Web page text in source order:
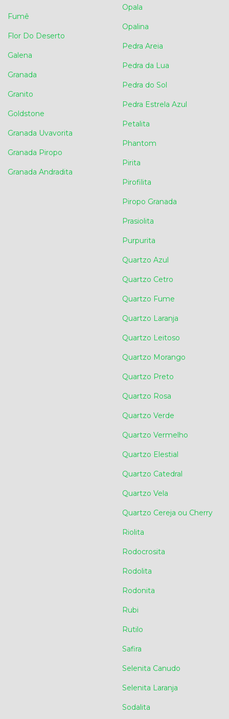
Fumê
Flor Do Deserto
Galena
Granada
Granito
Goldstone
Granada Uvavorita
Granada Piropo
Granada Andradita
Opala
Opalina
Pedra Areia
Pedra da Lua
Pedra do Sol
Pedra Estrela Azul
Petalita
Phantom
Pirita
Pirofilita
Piropo Granada
Prasiolita
Purpurita
Quartzo Azul
Quartzo Cetro
Quartzo Fume
Quartzo Laranja
Quartzo Leitoso
Quartzo Morango
Quartzo Preto
Quartzo Rosa
Quartzo Verde
Quartzo Vermelho
Quartzo Elestial
Quartzo Catedral
Quartzo Vela
Quartzo Cereja ou Cherry
Riolita
Rodocrosita
Rodolita
Rodonita
Rubi
Rutilo
Safira
Selenita Canudo
Selenita Laranja
Sodalita